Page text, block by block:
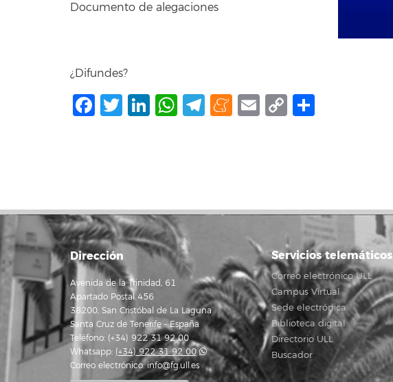
Documento de alegaciones
¿Difundes?
Facebook
Twitter
LinkedIn
WhatsApp
Telegram
Meneame
Email
Copy
Dirección
Avenida de la Trinidad, 61
Apartado Postal 456
38200, San Cristóbal de La Laguna
Santa Cruz de Tenerife - España
Teléfono: (+34) 922 31 92 00
Whatsapp: (+34) 922 31 92 00
Correo electrónico:info@fg.ull.es
Servicios telemáticos
Correo electrónico ULL
Campus Virtual
Sede electrónica
Biblioteca digital
Directorio ULL
Buscador